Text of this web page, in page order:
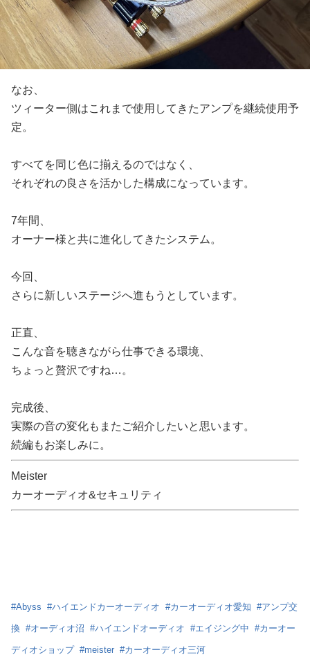
なお、
ツィーター側はこれまで使用してきたアンプを継続使用予
定。
すべてを同じ色に揃えるのではなく、
それぞれの良さを活かした構成になっています。
7年間、
オーナー様と共に進化してきたシステム。
今回、
さらに新しいステージへ進もうとしています。
正直、
こんな音を聴きながら仕事できる環境、
ちょっと贅沢ですね…。
完成後、
実際の音の変化もまたご紹介したいと思います。
続編もお楽しみに。
Meister
カーオーディオ&セキュリティ
#Abyss #ハイエンドカーオーディオ #カーオーディオ愛知 #アンプ交
換 #オーディオ沼 #ハイエンドオーディオ #エイジング中 #カーオー
ディオショップ #meister #カーオーディオ三河